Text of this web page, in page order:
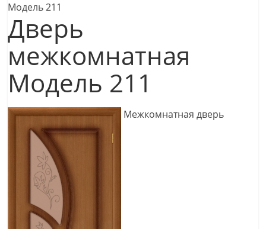
Модель 211
Дверь
межкомнатная
Модель 211
Межкомнатная дверь